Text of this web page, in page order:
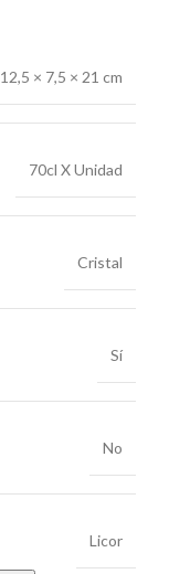
12,5 × 7,5 × 21 cm
70cl X Unidad
Cristal
Sí
No
Licor